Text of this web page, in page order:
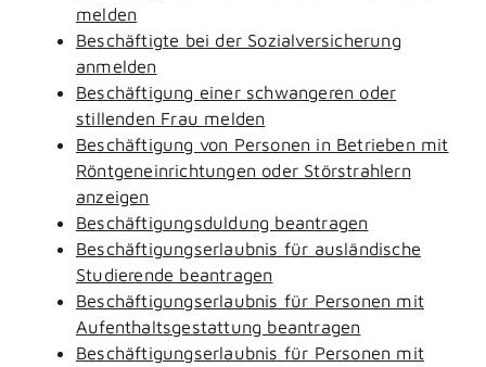
melden
Beschäftigte bei der Sozialversicherung
anmelden
Beschäftigung einer schwangeren oder
stillenden Frau melden
Beschäftigung von Personen in Betrieben mit
Röntgeneinrichtungen oder Störstrahlern
anzeigen
Beschäftigungsduldung beantragen
Beschäftigungserlaubnis für ausländische
Studierende beantragen
Beschäftigungserlaubnis für Personen mit
Aufenthaltsgestattung beantragen
Beschäftigungserlaubnis für Personen mit